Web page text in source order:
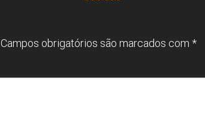
Campos obrigatórios são marcados com *